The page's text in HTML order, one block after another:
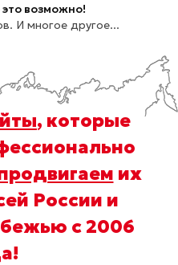
возможно!
И многое другое...
, которые
их
России и
с 2006
!